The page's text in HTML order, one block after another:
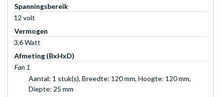
Spanningsbereik
12 volt
Vermogen
3,6 Watt
Afmeting (BxHxD)
Fan 1
Aantal: 1 stuk(s), Breedte: 120 mm, Hoogte: 120 mm,
Diepte: 25 mm